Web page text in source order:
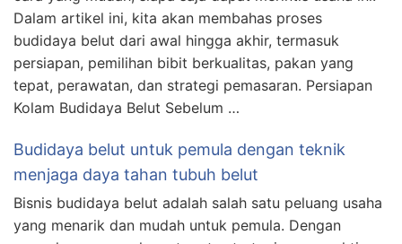
Dalam artikel ini, kita akan membahas proses
budidaya belut dari awal hingga akhir, termasuk
persiapan, pemilihan bibit berkualitas, pakan yang
tepat, perawatan, dan strategi pemasaran. Persiapan
Kolam Budidaya Belut Sebelum …
Budidaya belut untuk pemula dengan teknik
menjaga daya tahan tubuh belut
Bisnis budidaya belut adalah salah satu peluang usaha
yang menarik dan mudah untuk pemula. Dengan